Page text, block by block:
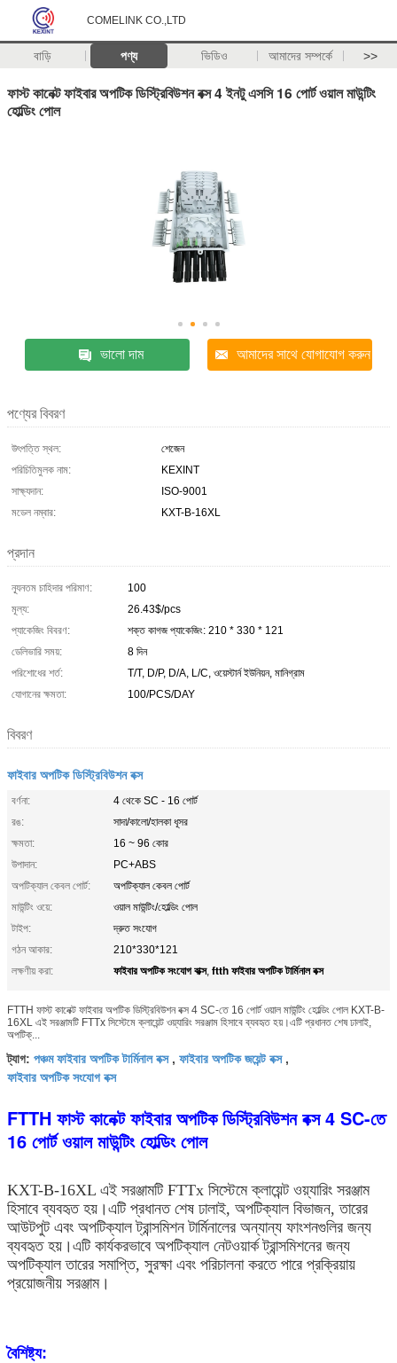
COMELINK CO.,LTD
বাড়ি পণ্য ভিডিও আমাদের সম্পর্কে >>
ফাস্ট কানেক্ট ফাইবার অপটিক ডিস্ট্রিবিউশন বক্স 4 ইনটু এসসি 16 পোর্ট ওয়াল মাউন্টিং
হোল্ডিং পোল
ভালো দাম আমাদের সাথে যোগাযোগ করুন
পণ্যের বিবরণ
উৎপত্তি স্থল:
শেজেন
পরিচিতিমুলক নাম:
KEXINT
সাক্ষ্যদান:
ISO-9001
মডেল নম্বার:
KXT-B-16XL
প্রদান
ন্যূনতম চাহিদার পরিমাণ:
100
মূল্য:
26.43$/pcs
প্যাকেজিং বিবরণ:
শক্ত কাগজ প্যাকেজিং: 210 * 330 * 121
ডেলিভারি সময়:
8 দিন
পরিশোধের শর্ত:
T/T, D/P, D/A, L/C, ওয়েস্টার্ন ইউনিয়ন, মানিগ্রাম
যোগানের ক্ষমতা:
100/PCS/DAY
বিবরণ
ফাইবার অপটিক ডিস্ট্রিবিউশন বক্স
বর্ণনা:
4 থেকে SC - 16 পোর্ট
রঙ:
সাদা/কালো/হালকা ধূসর
ক্ষমতা:
16 ~ 96 কোর
উপাদান:
PC+ABS
অপটিক্যাল কেবল পোর্ট:
অপটিক্যাল কেবল পোর্ট
মাউন্টিং ওয়ে:
ওয়াল মাউন্টিং/হোল্ডিং পোল
টাইপ:
দ্রুত সংযোগ
গঠন আকার:
210*330*121
লক্ষণীয় করা:
ফাইবার অপটিক সংযোগ বাক্স, ftth ফাইবার অপটিক টার্মিনাল বক্স
FTTH ফাস্ট কানেক্ট ফাইবার অপটিক ডিস্ট্রিবিউশন বক্স 4 SC-তে 16 পোর্ট ওয়াল মাউন্টিং হোল্ডিং পোল KXT-B-
16XL এই সরঞ্জামটি FTTx সিস্টেমে ক্লায়েন্ট ওয়্যারিং সরঞ্জাম হিসাবে ব্যবহৃত হয়।এটি প্রধানত শেষ ঢালাই,
অপটিক্...
ট্যাগ: পঞ্চম ফাইবার অপটিক টার্মিনাল বক্স, ফাইবার অপটিক জয়েন্ট বক্স,
ফাইবার অপটিক সংযোগ বক্স
FTTH ফাস্ট কানেক্ট ফাইবার অপটিক ডিস্ট্রিবিউশন বক্স 4 SC-তে
16 পোর্ট ওয়াল মাউন্টিং হোল্ডিং পোল
KXT-B-16XL এই সরঞ্জামটি FTTx সিস্টেমে ক্লায়েন্ট ওয়্যারিং সরঞ্জাম
হিসাবে ব্যবহৃত হয়।এটি প্রধানত শেষ ঢালাই, অপটিক্যাল বিভাজন, তারের
আউটপুট এবং অপটিক্যাল ট্রান্সমিশন টার্মিনালের অন্যান্য ফাংশনগুলির জন্য
ব্যবহৃত হয়।এটি কার্যকরভাবে অপটিক্যাল নেটওয়ার্ক ট্রান্সমিশনের জন্য
অপটিক্যাল তারের সমাপ্তি, সুরক্ষা এবং পরিচালনা করতে পারে প্রক্রিয়ায়
প্রয়োজনীয় সরঞ্জাম।
বৈশিষ্ট্য: